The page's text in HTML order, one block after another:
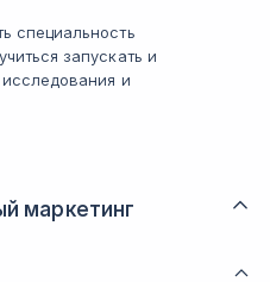
специальность
запускать и
и
маркетинг